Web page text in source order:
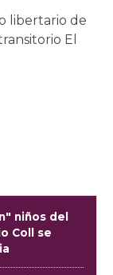
libertario de
El
niños del
Coll se